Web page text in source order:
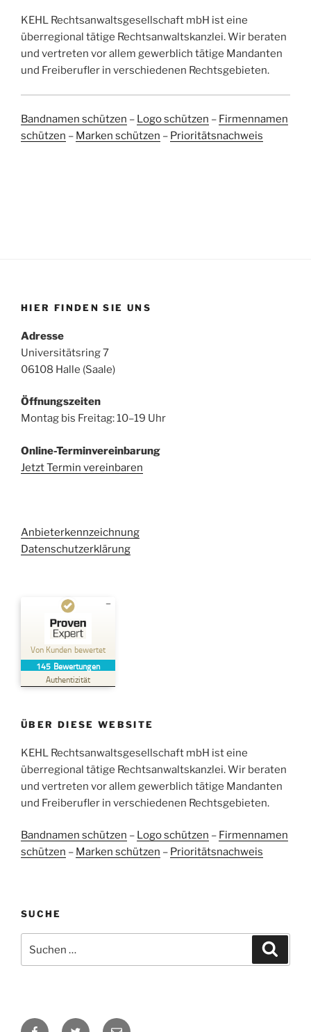
KEHL Rechtsanwaltsgesellschaft mbH ist eine
überregional tätige Rechtsanwaltskanzlei. Wir beraten
und vertreten vor allem gewerblich tätige Mandanten
und Freiberufler in verschiedenen Rechtsgebieten.
Bandnamen schützen – Logo schützen – Firmennamen
schützen – Marken schützen – Prioritätsnachweis
HIER FINDEN SIE UNS
Adresse
Universitätsring 7
06108 Halle (Saale)
Öffnungszeiten
Montag bis Freitag: 10–19 Uhr
Online-Terminvereinbarung
Jetzt Termin vereinbaren
Anbieterkennzeichnung
Datenschutzerklärung
Von Kunden bewertet
145 Bewertungen
Authentizität
Kundenbewertungen und Erfahrungen zu
Kehl Rechtsanwaltsgesellschaft mbH
SEHR GUT
Bewertungen auf
ProvenExpert.com
Bewertungen von
2
anderen Quellen
Blick aufs ProvenExpert-Profil werfen
ÜBER DIESE WEBSITE
KEHL Rechtsanwaltsgesellschaft mbH ist eine
überregional tätige Rechtsanwaltskanzlei. Wir beraten
und vertreten vor allem gewerblich tätige Mandanten
und Freiberufler in verschiedenen Rechtsgebieten.
Bandnamen schützen – Logo schützen – Firmennamen
schützen – Marken schützen – Prioritätsnachweis
SUCHE
nach:
FacebookTwitter E-